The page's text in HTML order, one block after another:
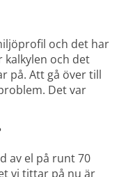
och det har
och det
på. Att gå över till
Det var
av el på runt 70
vi tittar på nu är